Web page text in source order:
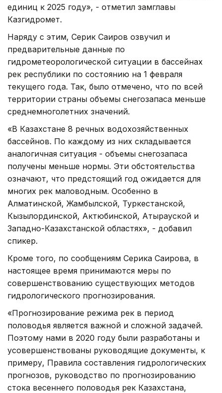
единиц к 2025 году», - отметил замглавы
Казгидромет.
Наряду с этим, Серик Саиров озвучил и
предварительные данные по
гидрометеорологической ситуации в бассейнах
рек республики по состоянию на 1 февраля
текущего года. Так, было отмечено, что по всей
территории страны объемы снегозапаса меньше
среднемноголетних значений.
«В Казахстане 8 речных водохозяйственных
бассейнов. По каждому из них складывается
аналогичная ситуация - объемы снегозапаса
получены меньше нормы. Эти обстоятельства
означают, что предстоящий год ожидается для
многих рек маловодным. Особенно в
Алматинской, Жамбылской, Туркестанской,
Кызылординской, Актюбинской, Атырауской и
Западно-Казахстанской областях», - добавил
спикер.
Кроме того, по сообщениям Серика Саирова, в
настоящее время принимаются меры по
совершенствованию существующих методов
гидрологического прогнозирования.
«Прогнозирование режима рек в период
половодья является важной и сложной задачей.
Поэтому нами в 2020 году были разработаны и
усовершенствованы руководящие документы, к
примеру, Правила составления гидрологических
прогнозов, руководство по прогнозированию
стока весеннего половодья рек Казахстана,